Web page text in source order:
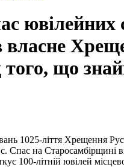
того, що
1025-ліття Хрещення
на Старосамбірщині
100-літній ювілей